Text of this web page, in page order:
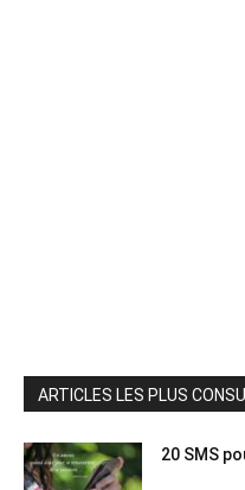
ARTICLES LES PLUS
20 SMS